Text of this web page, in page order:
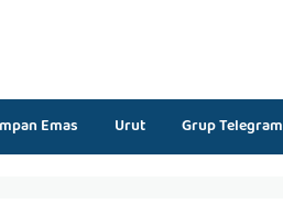
Emas Urut Grup Telegram